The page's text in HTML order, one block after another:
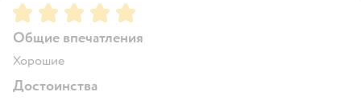
Рейтинг:5
Общие впечатления
Хорошие
Достоинства